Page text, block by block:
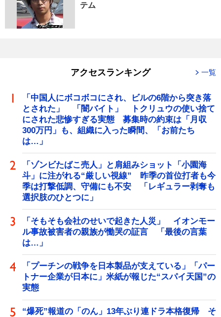
テム
アクセスランキング 一覧
「中国人にボコボコにされ、ビルの6階から突き落
とされた」 「闇バイト」 トクリュウの使い捨て
にされた悲惨すぎる実態 募集時の約束は「月収
300万円」も、組織に入った瞬間、「お前たち
は…」
「ゾンビたばこ売人」と肩組みショット「小園海
斗」に注がれる“厳しい視線” 昨季の首位打者も今
季は打撃低調、守備にも不安 「レギュラー剥奪も
選択肢のひとつに」
「そもそも会社のせいで起きた人災」 イオンモー
ル事故被害者の親族が慟哭の証言 「最後の言葉
は…」
「プーチンの戦争を日本製品が支えている」「パー
トナー企業が日本に」米紙が報じた“スパイ天国”の
実態
“爆死”報道の「のん」13年ぶり連ドラ本格復帰 そ